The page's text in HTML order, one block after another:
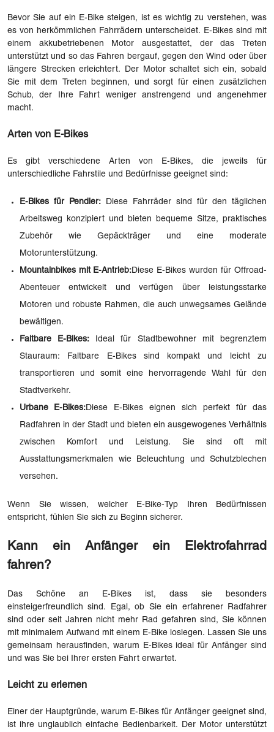
Bevor Sie auf ein E-Bike steigen, ist es wichtig zu verstehen, was
es von herkömmlichen Fahrrädern unterscheidet. E-Bikes sind mit
einem akkubetriebenen Motor ausgestattet, der das Treten
unterstützt und so das Fahren bergauf, gegen den Wind oder über
längere Strecken erleichtert. Der Motor schaltet sich ein, sobald
Sie mit dem Treten beginnen, und sorgt für einen zusätzlichen
Schub, der Ihre Fahrt weniger anstrengend und angenehmer
macht.
Arten von E-Bikes
Es gibt verschiedene Arten von E-Bikes, die jeweils für
unterschiedliche Fahrstile und Bedürfnisse geeignet sind:
E-Bikes für Pendler: Diese Fahrräder sind für den täglichen
Arbeitsweg konzipiert und bieten bequeme Sitze, praktisches
Zubehör wie Gepäckträger und eine moderate
Motorunterstützung.
Mountainbikes mit E-Antrieb:Diese E-Bikes wurden für Offroad-
Abenteuer entwickelt und verfügen über leistungsstarke
Motoren und robuste Rahmen, die auch unwegsames Gelände
bewältigen.
Faltbare E-Bikes: Ideal für Stadtbewohner mit begrenztem
Stauraum: Faltbare E-Bikes sind kompakt und leicht zu
transportieren und somit eine hervorragende Wahl für den
Stadtverkehr.
Urbane E-Bikes:Diese E-Bikes eignen sich perfekt für das
Radfahren in der Stadt und bieten ein ausgewogenes Verhältnis
zwischen Komfort und Leistung. Sie sind oft mit
Ausstattungsmerkmalen wie Beleuchtung und Schutzblechen
versehen.
Wenn Sie wissen, welcher E-Bike-Typ Ihren Bedürfnissen
entspricht, fühlen Sie sich zu Beginn sicherer.
Kann ein Anfänger ein Elektrofahrrad
fahren?
Das Schöne an E-Bikes ist, dass sie besonders
einsteigerfreundlich sind. Egal, ob Sie ein erfahrener Radfahrer
sind oder seit Jahren nicht mehr Rad gefahren sind, Sie können
mit minimalem Aufwand mit einem E-Bike loslegen. Lassen Sie uns
gemeinsam herausfinden, warum E-Bikes ideal für Anfänger sind
und was Sie bei Ihrer ersten Fahrt erwartet.
Leicht zu erlernen
Einer der Hauptgründe, warum E-Bikes für Anfänger geeignet sind,
ist ihre unglaublich einfache Bedienbarkeit. Der Motor unterstützt